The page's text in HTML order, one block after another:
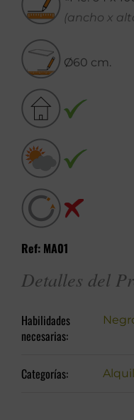
(ancho x
Ø60 cm.
Ref: MA01
Detalles del
Habilidades
necesarias:
Categorías: